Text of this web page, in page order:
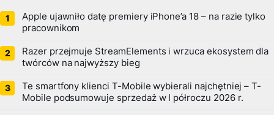
Apple ujawniło datę premiery iPhone’a 18 – na razie tylko
pracownikom
Razer przejmuje StreamElements i wrzuca ekosystem dla
twórców na najwyższy bieg
Te smartfony klienci T-Mobile wybierali najchętniej – T-
Mobile podsumowuje sprzedaż w I półroczu 2026 r.